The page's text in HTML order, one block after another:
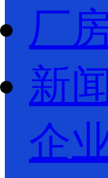
厂
新
企